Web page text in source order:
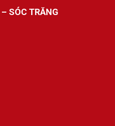
SÓC TRĂNG